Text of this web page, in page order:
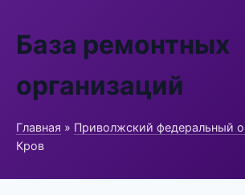
База ремонтных
организаций
Главная » Приволжский федеральный
Кров